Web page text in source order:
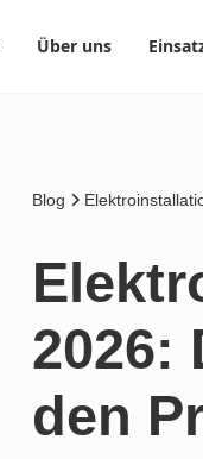
Über uns
Blog
2026:
den